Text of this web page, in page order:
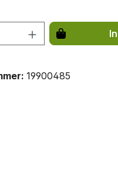
Anzahl: Gib
19900485